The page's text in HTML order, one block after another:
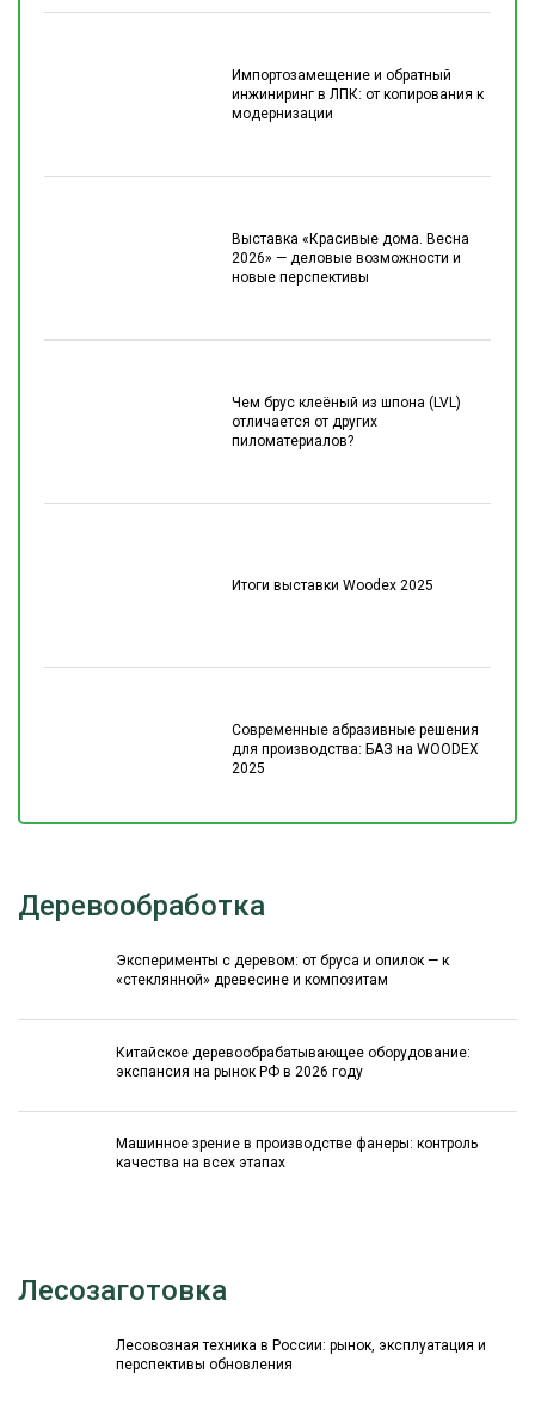
Импортозамещение и обратный
инжиниринг в ЛПК: от копирования к
модернизации
Выставка «Красивые дома. Весна
2026» — деловые возможности и
новые перспективы
Чем брус клеёный из шпона (LVL)
отличается от других
пиломатериалов?
Итоги выставки Woodex 2025
Современные абразивные решения
для производства: БАЗ на WOODEX
2025
Деревообработка
Эксперименты с деревом: от бруса и опилок — к
«стеклянной» древесине и композитам
Китайское деревообрабатывающее оборудование:
экспансия на рынок РФ в 2026 году
Машинное зрение в производстве фанеры: контроль
качества на всех этапах
Лесозаготовка
Лесовозная техника в России: рынок, эксплуатация и
перспективы обновления